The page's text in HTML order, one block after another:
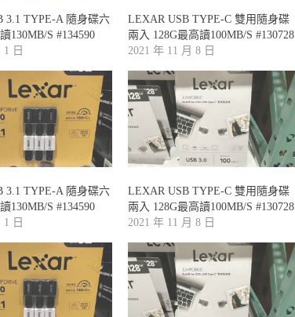
3.1 TYPE-A 隨身碟六
130MB/S #134590
1 日
LEXAR USB TYPE-C 雙用隨身碟
兩入 128G最高讀100MB/S #130728
2021 年 11 月 8 日
3.1 TYPE-A 隨身碟六
130MB/S #134590
1 日
LEXAR USB TYPE-C 雙用隨身碟
兩入 128G最高讀100MB/S #130728
2021 年 11 月 8 日